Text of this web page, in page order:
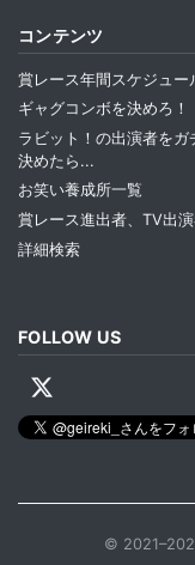
コンテンツ
賞レース年間スケジュー
ギャグコンボを決めろ！
ラビット！の出演者をガ
決めたら...
お笑い養成所一覧
賞レース進出者、TV出
詳細検索
FOLLOW US
©